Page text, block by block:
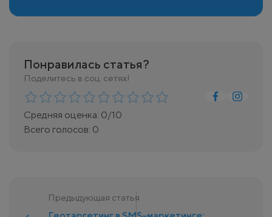
Понравилась статья?
Поделитесь в соц. сетях!
Средняя оценка: 0/10
Всего голосов: 0
Предыдующая статья